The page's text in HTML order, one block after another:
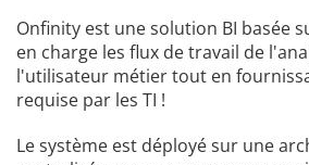
Onfinity est une solution BI basée
en charge les flux de travail de
l'utilisateur métier tout en
requise par les TI !
Le système est déployé sur une